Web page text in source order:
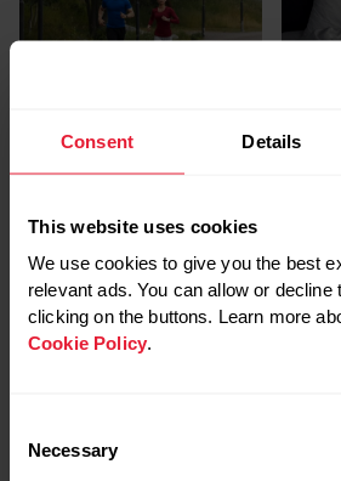
Consent Details
This website uses cookies
We use cookies to give you the best
relevant ads. You can allow or
clicking on the buttons. Learn more
Cookie Policy.
Selection
Necessary
するためにジョギングを
試してみよう
とは？